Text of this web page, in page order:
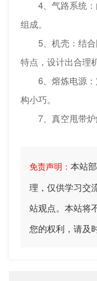
4、气路系统：
组成。
5、机壳：结合
特点，设计出合理
6、熔炼电源：
构小巧。
7、真空甩带炉
免责声明： 本站
理，仅供学习交
站观点。本站将
您的权利，请及